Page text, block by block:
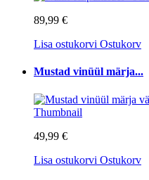
89,99 €
Lisa ostukorvi Ostukorv
Mustad vinüül märja...
49,99 €
Lisa ostukorvi Ostukorv